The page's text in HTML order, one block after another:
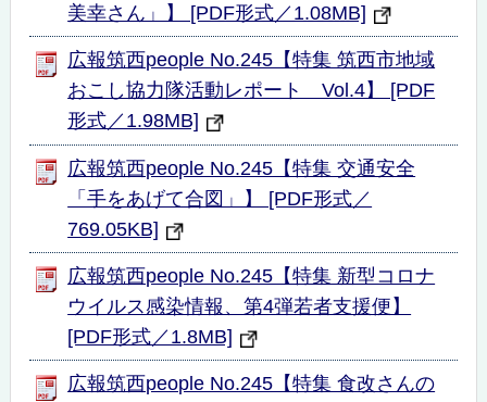
美幸さん」】 [PDF形式／1.08MB]
広報筑西people No.245【特集 筑西市地域
おこし協力隊活動レポート Vol.4】 [PDF
形式／1.98MB]
広報筑西people No.245【特集 交通安全
「手をあげて合図」】 [PDF形式／
769.05KB]
広報筑西people No.245【特集 新型コロナ
ウイルス感染情報、第4弾若者支援便】
[PDF形式／1.8MB]
広報筑西people No.245【特集 食改さんの